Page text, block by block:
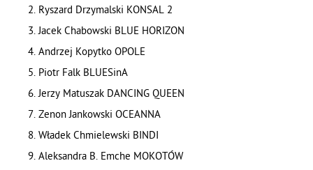
Ryszard Drzymalski KONSAL 2
Jacek Chabowski BLUE HORIZON
Andrzej Kopytko OPOLE
Piotr Falk BLUESinA
Jerzy Matuszak DANCING QUEEN
Zenon Jankowski OCEANNA
Władek Chmielewski BINDI
Aleksandra B. Emche MOKOTÓW